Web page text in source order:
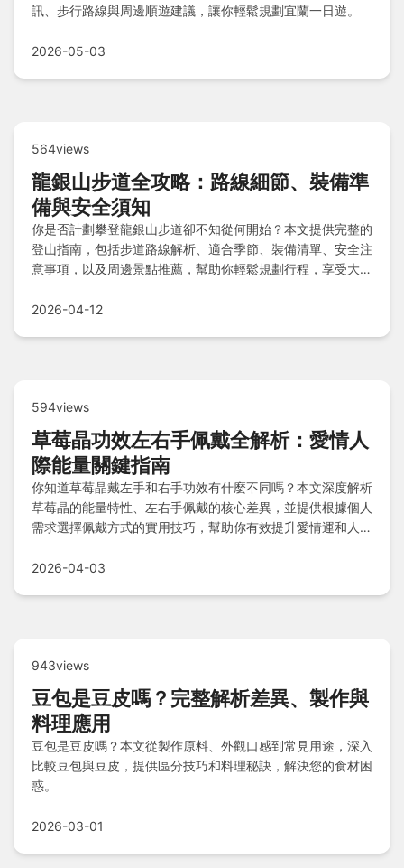
訊、步行路線與周邊順遊建議，讓你輕鬆規劃宜蘭一日遊。
2026-05-03
564views
龍銀山步道全攻略：路線細節、裝備準
備與安全須知
你是否計劃攀登龍銀山步道卻不知從何開始？本文提供完整的
登山指南，包括步道路線解析、適合季節、裝備清單、安全注
意事項，以及周邊景點推薦，幫助你輕鬆規劃行程，享受大自
2026-04-12
594views
草莓晶功效左右手佩戴全解析：愛情人
際能量關鍵指南
你知道草莓晶戴左手和右手功效有什麼不同嗎？本文深度解析
草莓晶的能量特性、左右手佩戴的核心差異，並提供根據個人
需求選擇佩戴方式的實用技巧，幫助你有效提升愛情運和人際
2026-04-03
943views
豆包是豆皮嗎？完整解析差異、製作與
料理應用
豆包是豆皮嗎？本文從製作原料、外觀口感到常見用途，深入
比較豆包與豆皮，提供區分技巧和料理秘訣，解決您的食材困
惑。
2026-03-01